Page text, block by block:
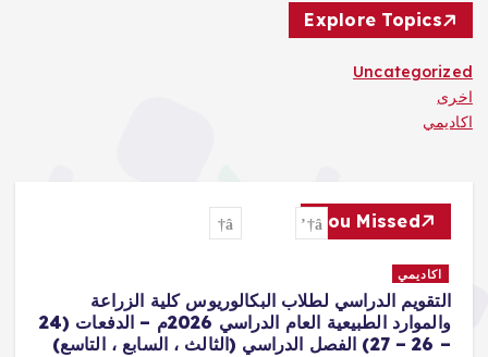
Explore Topics
Uncategorized
اخرى
اكاديمي
You Missed
اكاديمي
التقويم الدراسي لطلاب البكالوريوس كلية الزراعة
والموارد الطبيعية العام الدراسي 2026م – الدفعات (24
– 26 – 27) الفصل الدراسي (الثالث ، السابع ، التاسع)